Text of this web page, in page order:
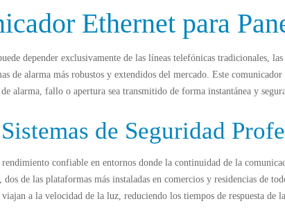
Ethernet para
depender exclusivamente de las líneas telefónicas tradicionales, las
de alarma más robustos y extendidos del mercado. Este
alarma, fallo o apertura sea transmitido de forma instantánea y
de Seguridad
confiable en entornos donde la continuidad de la
, dos de las plataformas más instaladas en comercios y residencias de
a la velocidad de la luz, reduciendo los tiempos de respuesta de